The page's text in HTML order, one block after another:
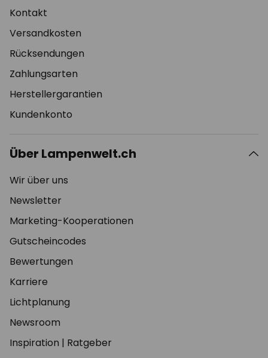
Kontakt
Versandkosten
Rücksendungen
Zahlungsarten
Herstellergarantien
Kundenkonto
Über Lampenwelt.ch
Wir über uns
Newsletter
Marketing-Kooperationen
Gutscheincodes
Bewertungen
Karriere
Lichtplanung
Newsroom
Inspiration | Ratgeber